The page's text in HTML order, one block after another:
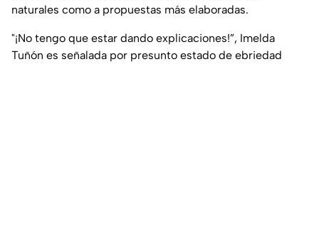
naturales como a propuestas más elaboradas.
"¡No tengo que estar dando explicaciones!”, Imelda
Tuñón es señalada por presunto estado de ebriedad